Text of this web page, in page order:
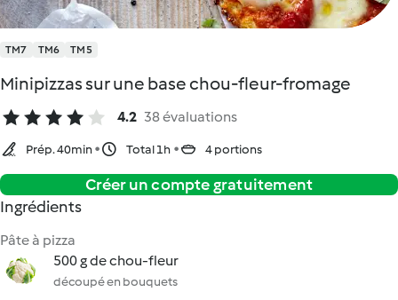
TM7 TM6 TM5
Minipizzas sur une base chou-fleur-fromage
4.2 38 évaluations
Prép. 40min Total 1h 4 portions
Créer un compte gratuitement
Ingrédients
Pâte à pizza
500 g de chou-fleur
découpé en bouquets